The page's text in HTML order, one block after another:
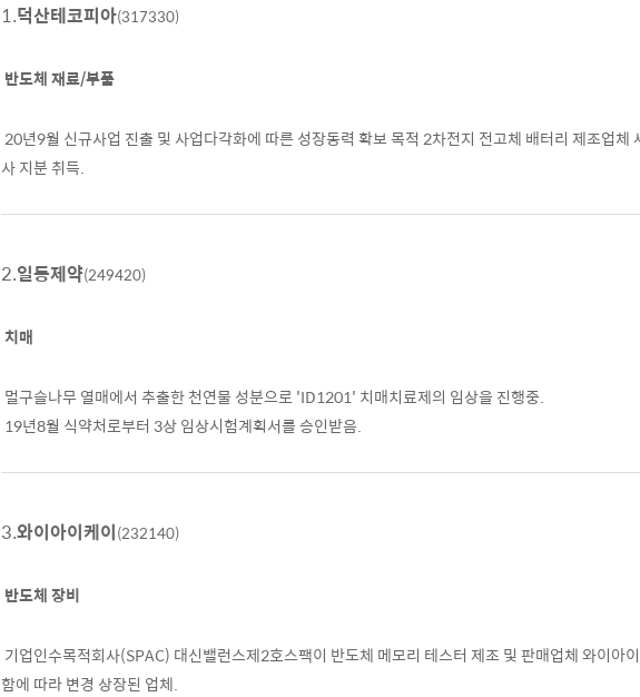
1.덕산테코피아(317330)
반도체 재료/부품
20년9월 신규사업 진출 및 사업다각화에 따른 성장동력 확보 목적 2차전지 전고체 배터리 제조업체
사 지분 취득.
2.일동제약(249420)
치매
멀구슬나무 열매에서 추출한 천연물 성분으로 'ID1201' 치매치료제의 임상을 진행중.
19년8월 식약처로부터 3상 임상시험계획서를 승인받음.
3.와이아이케이(232140)
반도체 장비
기업인수목적회사(SPAC) 대신밸런스제2호스팩이 반도체 메모리 테스터 제조 및 판매업체 와이아
함에 따라 변경 상장된 업체.